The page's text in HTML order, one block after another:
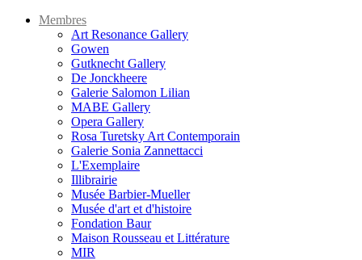
Membres
Art Resonance Gallery
Gowen
Gutknecht Gallery
De Jonckheere
Galerie Salomon Lilian
MABE Gallery
Opera Gallery
Rosa Turetsky Art Contemporain
Galerie Sonia Zannettacci
L'Exemplaire
Illibrairie
Musée Barbier-Mueller
Musée d'art et d'histoire
Fondation Baur
Maison Rousseau et Littérature
MIR